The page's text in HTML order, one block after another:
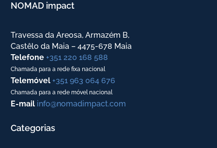
NOMAD impact
Travessa da Areosa, Armazém B,
Castêlo da Maia – 4475-678 Maia
Telefone +351 220 168 588
Chamada para a rede fixa nacional
Telemóvel +351 963 064 676
Chamada para a rede móvel nacional
E-mail info@nomadimpact.com
Categorias